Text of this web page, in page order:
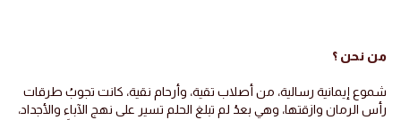
من نحن ؟
شموع إيمانية رسالية، من أصلاب تقية، وأرحام نقية، كانت تجوبُ طرقات
رأس الرمان وازقتها، وهي بعدُ لم تبلغ الحلم تسير على نهج الآباء والأجداد،